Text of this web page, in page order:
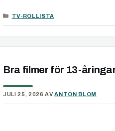
KATEGORIER
TV-ROLLISTA
Bra filmer för 13-
JULI 25, 2026 AVANTON BLOM